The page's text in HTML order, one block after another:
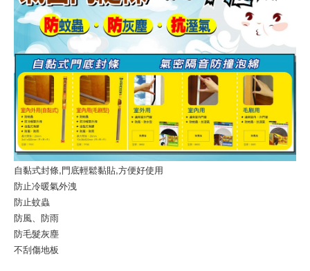
自黏式封條,門底輕鬆黏貼,方便好使用
防止冷暖氣外洩
防止蚊蟲
防風、防雨
防毛髮灰塵
不刮傷地板